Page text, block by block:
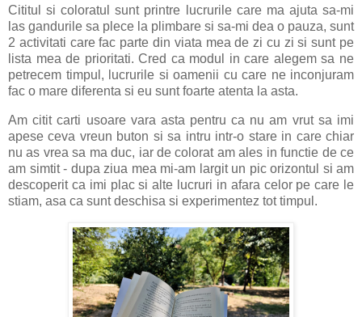
Cititul si coloratul sunt printre lucrurile care ma ajuta sa-mi
las gandurile sa plece la plimbare si sa-mi dea o pauza, sunt
2 activitati care fac parte din viata mea de zi cu zi si sunt pe
lista mea de prioritati. Cred ca modul in care alegem sa ne
petrecem timpul, lucrurile si oamenii cu care ne inconjuram
fac o mare diferenta si eu sunt foarte atenta la asta.
Am citit carti usoare vara asta pentru ca nu am vrut sa imi
apese ceva vreun buton si sa intru intr-o stare in care chiar
nu as vrea sa ma duc, iar de colorat am ales in functie de ce
am simtit - dupa ziua mea mi-am largit un pic orizontul si am
descoperit ca imi plac si alte lucruri in afara celor pe care le
stiam, asa ca sunt deschisa si experimentez tot timpul.